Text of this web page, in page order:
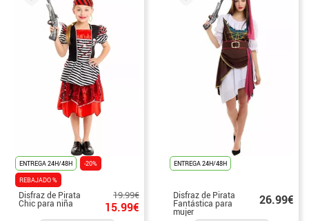
ENTREGA 24H/48H
-20%
REBAJADO %
Disfraz de Pirata
Chic para niña
19.99€
15.99€
ENTREGA 24H/48H
Disfraz de Pirata
Fantástica para
mujer
26.99€